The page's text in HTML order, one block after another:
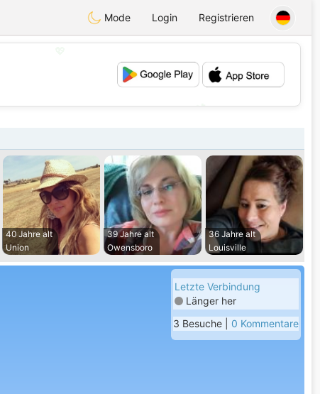
Mode Login Registrieren
40 Jahre alt
Union
39 Jahre alt
Owensboro
36 Jahre alt
Louisville
Letzte Verbindung
Länger her
3 Besuche | 0 Kommentare